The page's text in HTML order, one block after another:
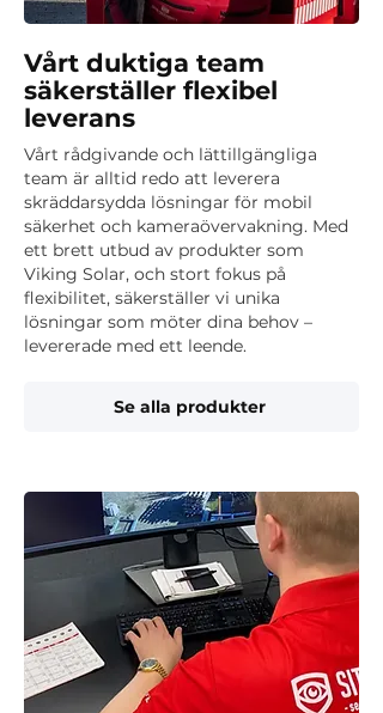
Vårt duktiga team
säkerställer flexibel
leverans
Vårt rådgivande och lättillgängliga
team är alltid redo att leverera
skräddarsydda lösningar för mobil
säkerhet och kameraövervakning. Med
ett brett utbud av produkter som
Viking Solar, och stort fokus på
flexibilitet, säkerställer vi unika
lösningar som möter dina behov –
levererade med ett leende.
Se alla produkter